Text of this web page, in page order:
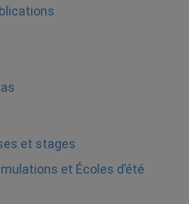
et stages
et Écoles d’été